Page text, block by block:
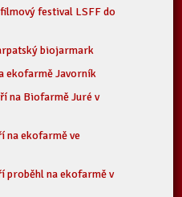
festival LSFF do
biojarmark
ekofarmě Javorník
na Biofarmě Juré v
na ekofarmě ve
proběhl na ekofarmě v